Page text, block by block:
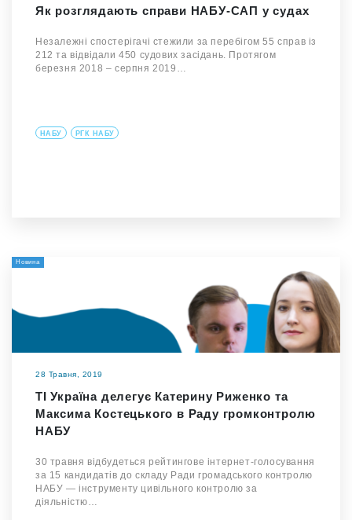
Як розглядають справи НАБУ-САП у судах
Незалежні спостерігачі стежили за перебігом 55 справ із
212 та відвідали 450 судових засідань. Протягом
березня 2018 – серпня 2019…
НАБУ РГК НАБУ
Новина
28 Травня, 2019
TI Україна делегує Катерину Риженко та
Максима Костецького в Раду громконтролю
НАБУ
30 травня відбудеться рейтингове інтернет-голосування
за 15 кандидатів до складу Ради громадського контролю
НАБУ — інструменту цивільного контролю за
діяльністю…